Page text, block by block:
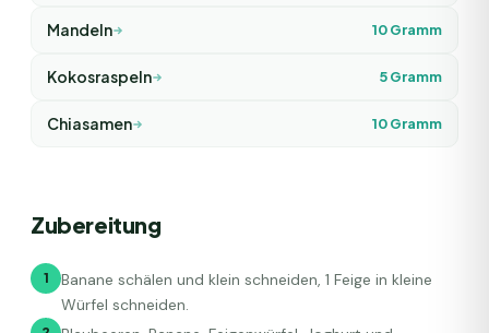
Mandeln 10Gramm
Kokosraspeln 5Gramm
Chiasamen 10Gramm
Zubereitung
1
Banane schälen und klein schneiden, 1 Feige in kleine
Würfel schneiden.